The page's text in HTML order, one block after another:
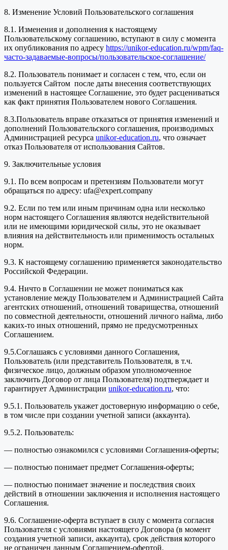
8. Изменение Условий Пользовательского соглашения
8.1. Изменения и дополнения к настоящему
Пользовательскому соглашению, вступают в силу с момента
их опубликования по адресу https://unikor-education.ru/wpm/faq-
часто-задаваемые-вопросы/пользовательское-соглашение/
8.2. Пользователь понимает и согласен с тем, что, если он
пользуется Сайтом после даты внесения соответствующих
изменений в настоящее Соглашение, это будет расцениваться
как факт принятия Пользователем нового Соглашения.
8.3.Пользователь вправе отказаться от принятия изменений и
дополнений Пользовательского соглашения, производимых
Администрацией ресурса unikor-education.ru, что означает
отказ Пользователя от использования Сайтов.
9. Заключительные условия
9.1. По всем вопросам и претензиям Пользователи могут
обращаться по адресу: ufa@expert.company
9.2. Если по тем или иным причинам одна или несколько
норм настоящего Соглашения являются недействительной
или не имеющими юридической силы, это не оказывает
влияния на действительность или применимость остальных
норм.
9.3. К настоящему соглашению применяется законодательство
Российской Федерации.
9.4. Ничто в Соглашении не может пониматься как
установление между Пользователем и Администрацией Сайта
агентских отношений, отношений товарищества, отношений
по совместной деятельности, отношений личного найма, либо
каких-то иных отношений, прямо не предусмотренных
Соглашением.
9.5.Соглашаясь с условиями данного Соглашения,
Пользователь (или представитель Пользователя, в т.ч.
физическое лицо, должным образом уполномоченное
заключить Договор от лица Пользователя) подтверждает и
гарантирует Администрации unikor-education.ru, что:
9.5.1. Пользователь укажет достоверную информацию о себе,
в том числе при создании учетной записи (аккаунта).
9.5.2. Пользователь:
— полностью ознакомился с условиями Соглашения-оферты;
— полностью понимает предмет Соглашения-оферты;
— полностью понимает значение и последствия своих
действий в отношении заключения и исполнения настоящего
Соглашения.
9.6. Соглашение-оферта вступает в силу с момента согласия
Пользователя с условиями настоящего Договора (в момент
создания учетной записи, аккаунта), срок действия которого
не ограничен данным Соглашением-офертой.